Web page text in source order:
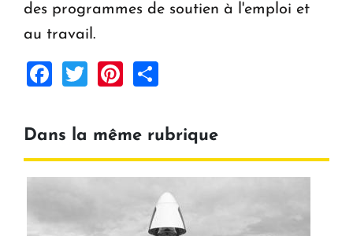
des programmes de soutien à l'emploi et
au travail.
Facebook
TwitterPinterest
Dans la même rubrique